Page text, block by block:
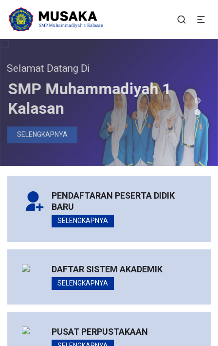
SMP Muhammadiyah 1
Kalasan
Situs Resmi SMP Muhammadiyah 1 Kalasan
Datang Di
SMP Muhammadiyah 1
Kalasan
Bergabunglah Bersama Kami
Pendaftaran Peserta
Didik Baru Telah Dibuka
DAFTAR SEKARANG
PENDAFTARAN PESERTA DIDIK
BARU
SELENGKAPNYA
DAFTAR SISTEM AKADEMIK
SELENGKAPNYA
PUSAT PERPUSTAKAAN